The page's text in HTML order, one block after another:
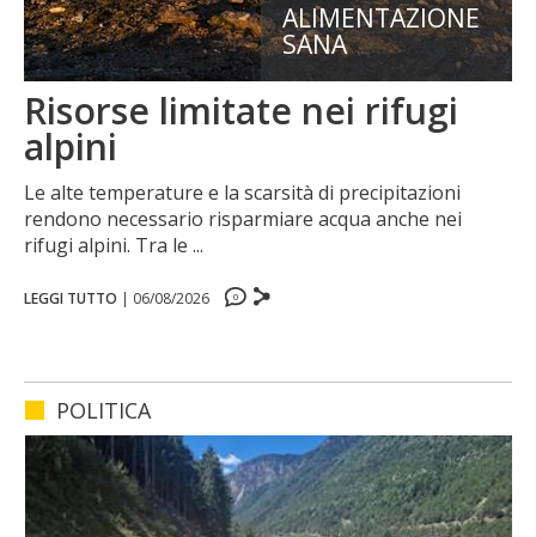
ALIMENTAZIONE
SANA
Risorse limitate nei rifugi
alpini
Le alte temperature e la scarsità di precipitazioni
rendono necessario risparmiare acqua anche nei
rifugi alpini. Tra le ...
LEGGI TUTTO | 06/08/2026 000
POLITICA